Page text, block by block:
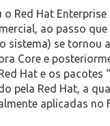
Red Hat Enterprise
ao passo
sistema) se tornou
Core e
Hat e os pacotes
pela Red Hat, a
aplicadas no